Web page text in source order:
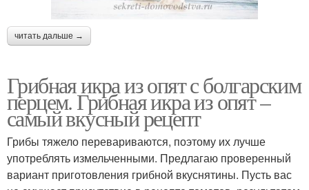
читать дальше →
Грибная икра из опят с болгарским
перцем. Грибная икра из опят –
самый вкусный рецепт
Грибы тяжело перевариваются, поэтому их лучше
употреблять измельченными. Предлагаю проверенный
вариант приготовления грибной вкуснятины. Пусть вас